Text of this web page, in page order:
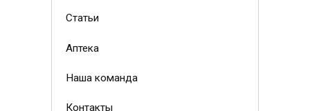
Статьи
Аптека
Наша команда
Контакты